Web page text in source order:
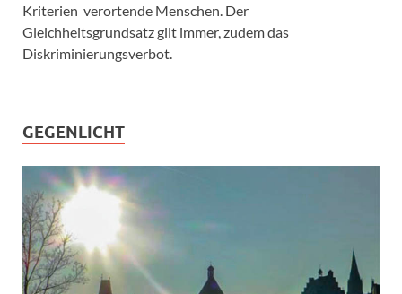
Kriterien verortende Menschen. Der
Gleichheitsgrundsatz gilt immer, zudem das
Diskriminierungsverbot.
GEGENLICHT